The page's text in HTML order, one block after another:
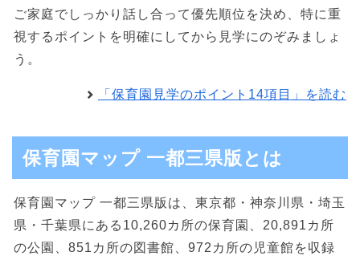
ご家庭でしっかり話し合って優先順位を決め、特に重
視するポイントを明確にしてから見学にのぞみましょ
う。
「保育園見学のポイント14項目」を読む
保育園マップ 一都三県版とは
保育園マップ 一都三県版は、東京都・神奈川県・埼玉
県・千葉県にある10,260カ所の保育園、20,891カ所
の公園、851カ所の図書館、972カ所の児童館を収録